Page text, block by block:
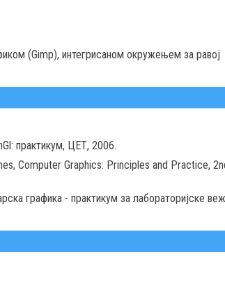
(Gimp), интегрисаном окружењем за равој
практикум, ЦЕТ, 2006.
Computer Graphics: Principles and Practice,
графика - практикум за лабораторијске